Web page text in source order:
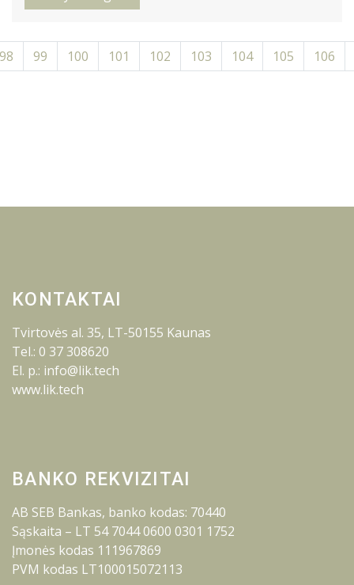
98 99 100 101 102 103 104 105 106
KONTAKTAI
Tvirtovės al. 35, LT-50155 Kaunas
Tel.: 0 37 308620
El. p.: info@lik.tech
www.lik.tech
BANKO REKVIZITAI
AB SEB Bankas, banko kodas: 70440
Sąskaita – LT 54 7044 0600 0301 1752
Įmonės kodas 111967869
PVM kodas LT100015072113